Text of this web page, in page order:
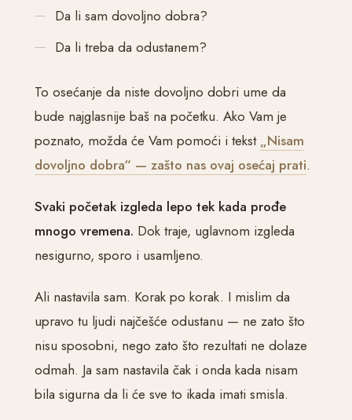
Da li sam dovoljno dobra?
Da li treba da odustanem?
To osećanje da niste dovoljno dobri ume da
bude najglasnije baš na početku. Ako Vam je
poznato, možda će Vam pomoći i tekst „Nisam
dovoljno dobra“ — zašto nas ovaj osećaj prati.
Svaki početak izgleda lepo tek kada prođe
mnogo vremena. Dok traje, uglavnom izgleda
nesigurno, sporo i usamljeno.
Ali nastavila sam. Korak po korak. I mislim da
upravo tu ljudi najčešće odustanu — ne zato što
nisu sposobni, nego zato što rezultati ne dolaze
odmah. Ja sam nastavila čak i onda kada nisam
bila sigurna da li će sve to ikada imati smisla.